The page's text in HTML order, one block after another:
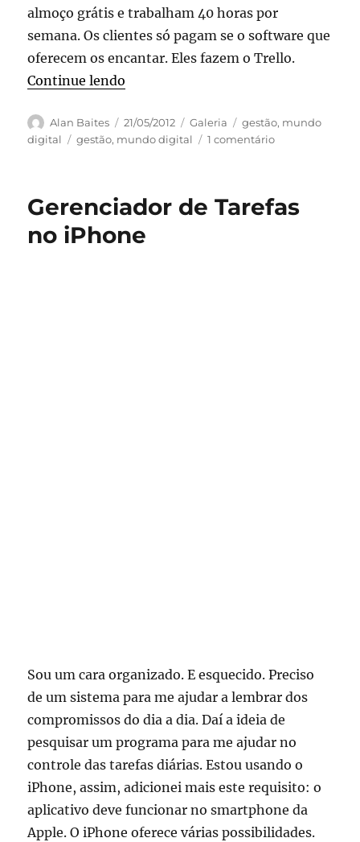
almoço grátis e trabalham 40 horas por
semana. Os clientes só pagam se o software que
oferecem os encantar. Eles fazem o Trello.
Continue lendo
Autor
Alan Baites
Publicado
em
21/05/2012 Formato
Galeria Categorias
gestão, mundo
digital
Tags
gestão, mundo digital 1 comentárioem
controle
Gerenciador de Tarefas
no iPhone
Sou um cara organizado. E esquecido. Preciso
de um sistema para me ajudar a lembrar dos
compromissos do dia a dia. Daí a ideia de
pesquisar um programa para me ajudar no
controle das tarefas diárias. Estou usando o
iPhone, assim, adicionei mais este requisito: o
aplicativo deve funcionar no smartphone da
Apple. O iPhone oferece várias possibilidades.